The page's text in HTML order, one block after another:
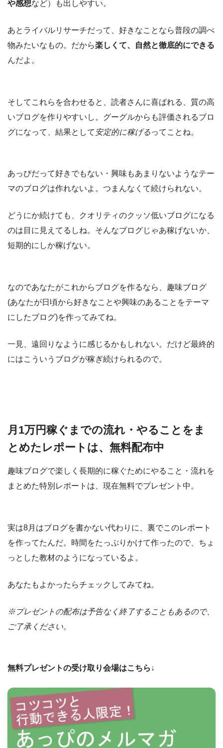
や感想など）も出しやすい。
あとライバルリサーチだって、好きなことなら普段の調べ
物みたいなもの。だから楽しくて、自然と徹底的にできる
んだよ。
そしてこれらを合わせると、読者さんに喜ばれる、質の高
いブログを作りやすいし。グーグルからも評価されるブロ
グになって、結果として 安定的に稼げるってことね。
あっぴだって好きでもない・興味もあまりないようなテー
マのブログは作れないよ。つまんなくて続けられない。
どうにか続けても、クオリティのクッソ低いブログになる
のは目に見えてるしね。そんなブログじゃあ稼げないか、
短期的にしか稼げない。
なのであなたがこれからブログを作るなら、趣味ブログ
(あなたが日頃から好きなことや興味のあることをテーマ
にしたブログ)を作ってみてね。
一見、遠回りなように感じるかもしれない。だけど最終的
にはこういうブログが稼ぎ続けられるので。
月1万円稼ぐまでの流れ・やることをま
とめたレポートは、無料配布中
趣味ブログで楽しく長期的に稼ぐためにやること・流れを
まとめた特別レポートは、現在無料でプレゼント中。
実は8月はブログを書かない代わりに、裏でこのレポート
を作ってたんだ。時間をたっぷりかけて作ったので、ちょ
っとした教材のようになっているよ。
あなたもよかったらチェックしてみてね。
※プレゼントの配布は予告なく終了することもあるので、
ご了承ください。
無料プレゼントの受け取り会場はこちら↓